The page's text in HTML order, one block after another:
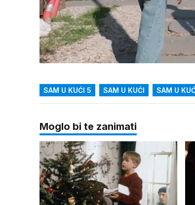
Upali
zvuk
/
Loaded :
15.91%
SAM U KUĆI 5 SAM U KUĆI SAM U
Moglo bi te zanimati